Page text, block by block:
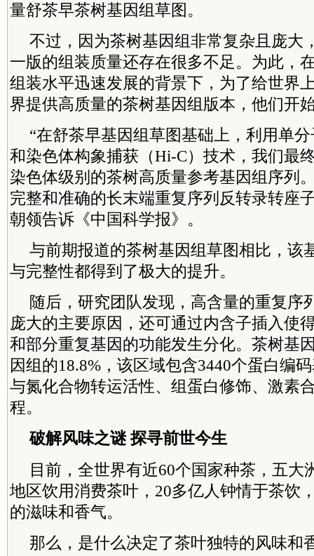
量舒茶早茶树基因组草图。
不过，因为茶树基因组非常复杂且庞大
一版的组装质量还存在很多不足。为此，
组装水平迅速发展的背景下，为了给世界
界提供高质量的茶树基因组版本，他们开
“在舒茶早基因组草图基础上，利用单
和染色体构象捕获（Hi-C）技术，我们最
染色体级别的茶树高质量参考基因组序列
完整和准确的长末端重复序列反转录转座
朝领告诉《中国科学报》。
与前期报道的茶树基因组草图相比，该
与完整性都得到了极大的提升。
随后，研究团队发现，高含量的重复序
庞大的主要原因，还可通过内含子插入使
和部分重复基因的功能发生分化。茶树基
因组的18.8%，该区域包含3440个蛋白编
与氮化合物转运活性、组蛋白修饰、激素
程。
破解风味之谜 探寻前世今生
目前，全世界有近60个国家种茶，五大
地区饮用消费茶叶，20多亿人钟情于茶饮
的滋味和香气。
那么，是什么决定了茶叶独特的风味和